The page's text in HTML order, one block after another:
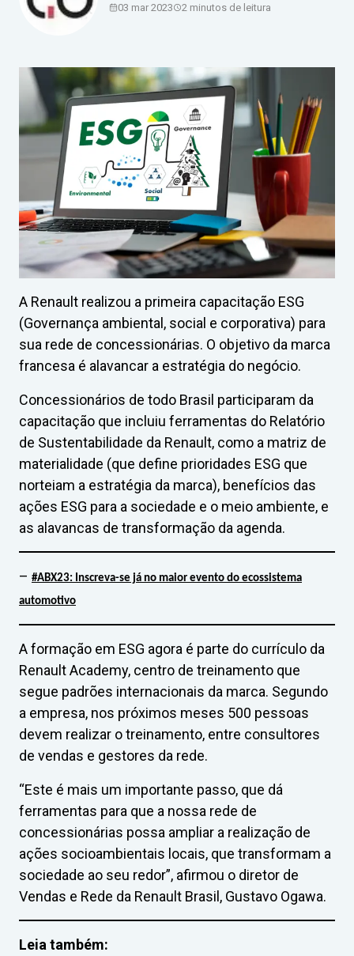
03 mar 2023 2 minutos de leitura
A Renault realizou a primeira capacitação ESG
(Governança ambiental, social e corporativa) para
sua rede de concessionárias. O objetivo da marca
francesa é alavancar a estratégia do negócio.
Concessionários de todo Brasil participaram da
capacitação que incluiu ferramentas do Relatório
de Sustentabilidade da Renault, como a matriz de
materialidade (que define prioridades ESG que
norteiam a estratégia da marca), benefícios das
ações ESG para a sociedade e o meio ambiente, e
as alavancas de transformação da agenda.
– #ABX23: Inscreva-se já no maior evento do ecossistema
automotivo
A formação em ESG agora é parte do currículo da
Renault Academy, centro de treinamento que
segue padrões internacionais da marca. Segundo
a empresa, nos próximos meses 500 pessoas
devem realizar o treinamento, entre consultores
de vendas e gestores da rede.
“Este é mais um importante passo, que dá
ferramentas para que a nossa rede de
concessionárias possa ampliar a realização de
ações socioambientais locais, que transformam a
sociedade ao seu redor”, afirmou o diretor de
Vendas e Rede da Renault Brasil, Gustavo Ogawa.
Leia também: